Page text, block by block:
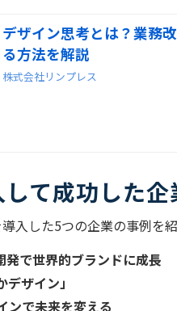
デザイン思考とは？業務
る方法を解説
株式会社リンプレス
て成功した企
入した5つの企業の事例を紹
発で世界的ブランドに成長
デザイン」
ンで未来を変える